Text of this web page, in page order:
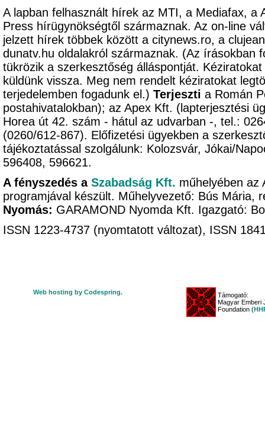
A lapban felhasznált hírek az MTI, a Mediafax, a
Press hírügynökségtől származnak. Az on-line
jelzett hírek többek között a citynews.ro, a
dunatv.hu oldalakról származnak. (Az írásokban
tükrözik a szerkesztőség álláspontját.
küldünk vissza. Meg nem rendelt kéziratokat
terjedelemben fogadunk el.) Terjeszti a Román
postahivatalokban); az Apex Kft. (lapterjesztési
Horea út 42. szám - hátul az udvarban -, tel.:
(0260/612-867). Előfizetési ügyekben a
tájékoztatással szolgálunk: Kolozsvár, Jókai/
596408, 596621.
A fényszedés a Szabadság Kft. műhelyében az
programjával készült. Műhelyvezető: Bús Mária,
Nyomás: GARAMOND Nyomda Kft. Igazgató:
ISSN 1223-4737 (nyomtatott változat), ISSN
Web hosting by Codespring.
Támogató:
Magyar Emberi
Foundation (